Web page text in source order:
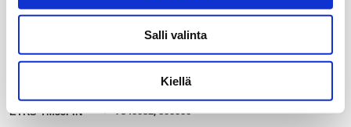
Salli valinta
Kiellä
my_location
7340032, 500000